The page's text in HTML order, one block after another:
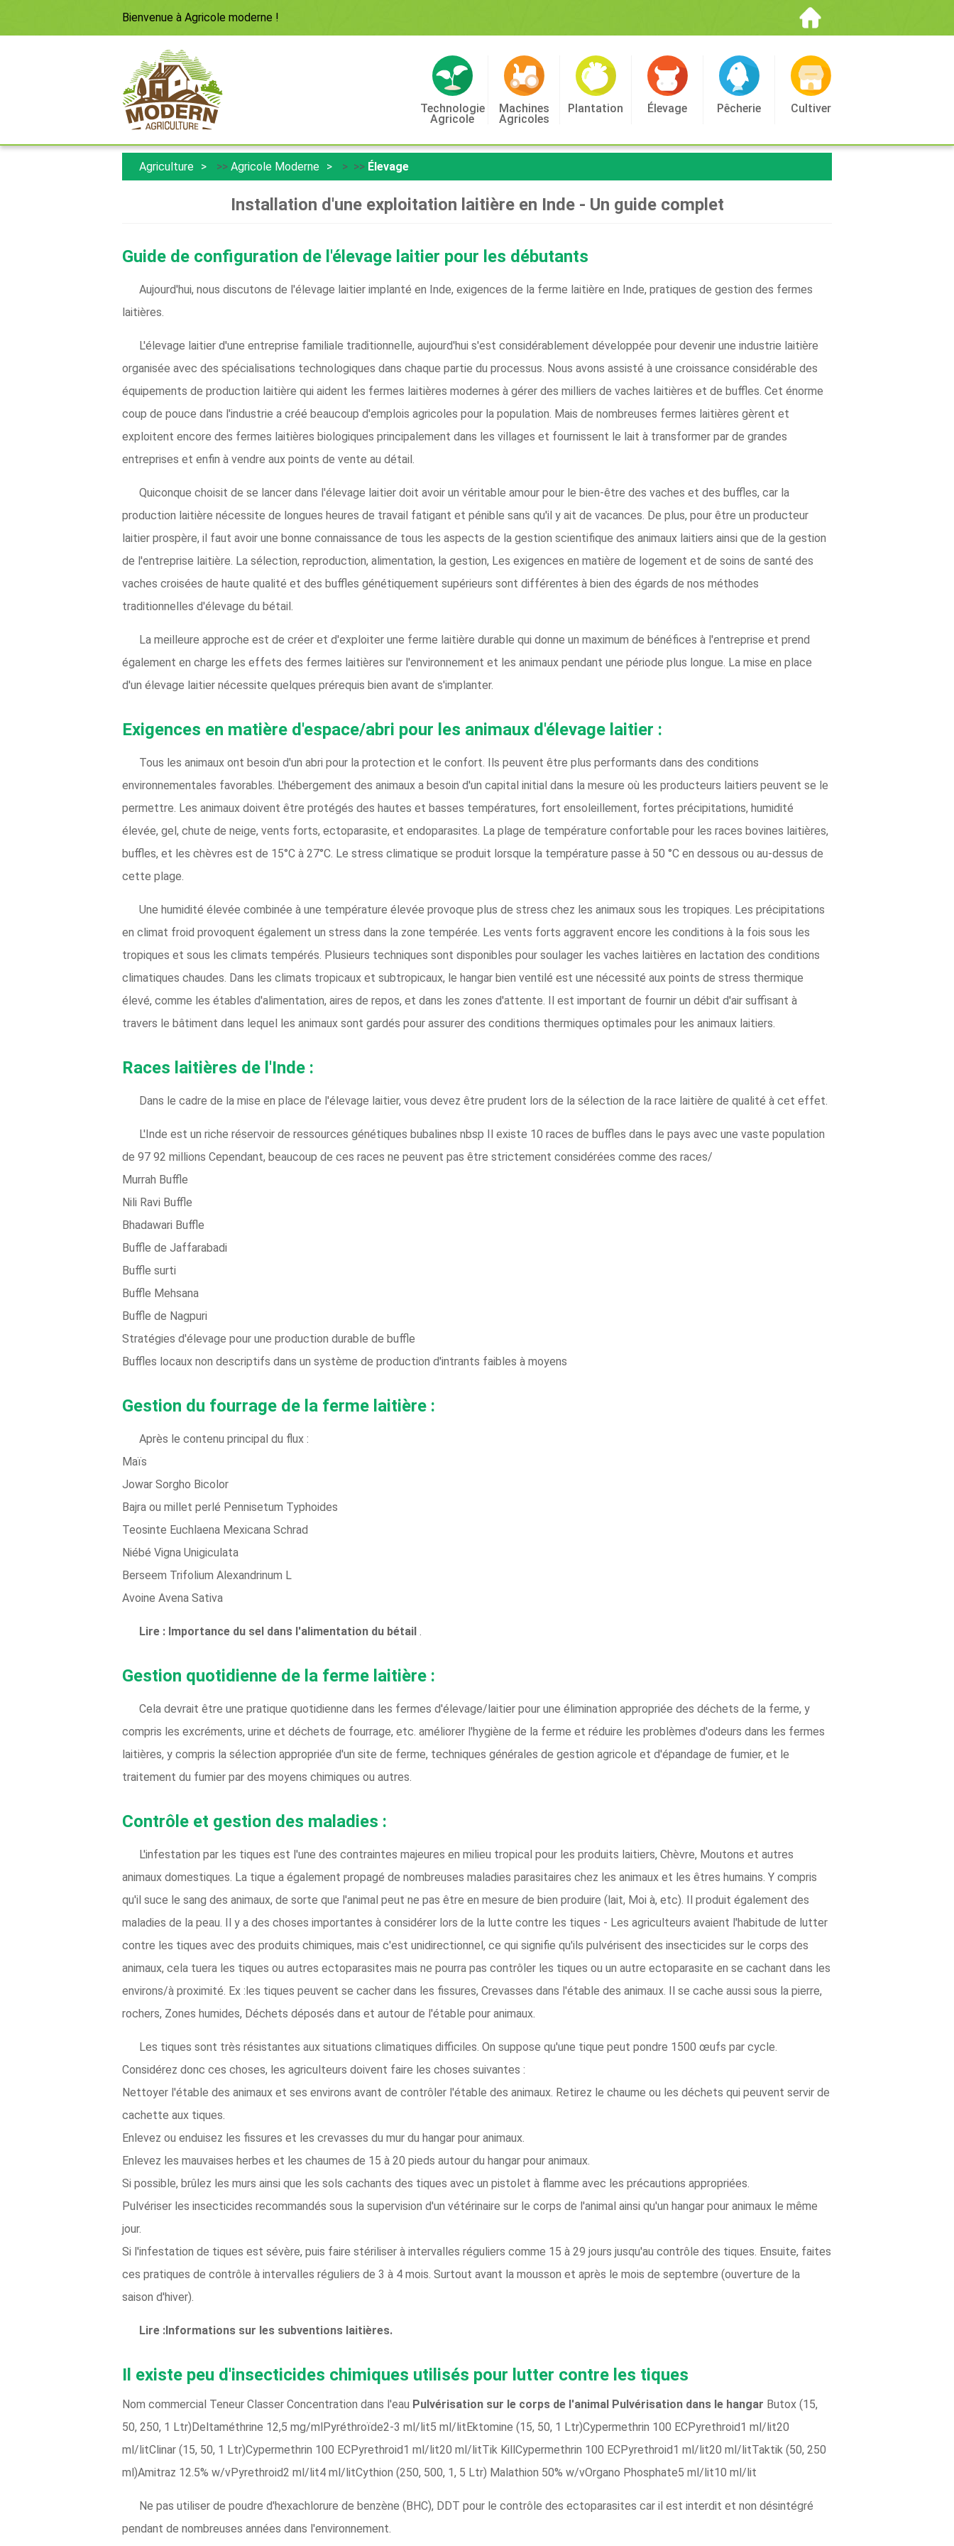
Bienvenue à Agricole moderne !
Technologie
Agricole
Machines
Agricoles
Plantation Élevage Pêcherie Cultiver
Agriculture >> Agricole Moderne > >> Élevage
Installation d'une exploitation laitière en Inde - Un guide complet
Guide de configuration de l'élevage laitier pour les débutants
Aujourd'hui, nous discutons de l'élevage laitier implanté en Inde, exigences de la ferme laitière en Inde, pratiques de gestion des fermes
laitières.
L'élevage laitier d'une entreprise familiale traditionnelle, aujourd'hui s'est considérablement développée pour devenir une industrie laitière
organisée avec des spécialisations technologiques dans chaque partie du processus. Nous avons assisté à une croissance considérable des
équipements de production laitière qui aident les fermes laitières modernes à gérer des milliers de vaches laitières et de buffles. Cet énorme
coup de pouce dans l'industrie a créé beaucoup d'emplois agricoles pour la population. Mais de nombreuses fermes laitières gèrent et
exploitent encore des fermes laitières biologiques principalement dans les villages et fournissent le lait à transformer par de grandes
entreprises et enfin à vendre aux points de vente au détail.
Quiconque choisit de se lancer dans l'élevage laitier doit avoir un véritable amour pour le bien-être des vaches et des buffles, car la
production laitière nécessite de longues heures de travail fatigant et pénible sans qu'il y ait de vacances. De plus, pour être un producteur
laitier prospère, il faut avoir une bonne connaissance de tous les aspects de la gestion scientifique des animaux laitiers ainsi que de la gestion
de l'entreprise laitière. La sélection, reproduction, alimentation, la gestion, Les exigences en matière de logement et de soins de santé des
vaches croisées de haute qualité et des buffles génétiquement supérieurs sont différentes à bien des égards de nos méthodes
traditionnelles d'élevage du bétail.
La meilleure approche est de créer et d'exploiter une ferme laitière durable qui donne un maximum de bénéfices à l'entreprise et prend
également en charge les effets des fermes laitières sur l'environnement et les animaux pendant une période plus longue. La mise en place
d'un élevage laitier nécessite quelques prérequis bien avant de s'implanter.
Exigences en matière d'espace/abri pour les animaux d'élevage laitier :
Tous les animaux ont besoin d'un abri pour la protection et le confort. Ils peuvent être plus performants dans des conditions
environnementales favorables. L'hébergement des animaux a besoin d'un capital initial dans la mesure où les producteurs laitiers peuvent se le
permettre. Les animaux doivent être protégés des hautes et basses températures, fort ensoleillement, fortes précipitations, humidité
élevée, gel, chute de neige, vents forts, ectoparasite, et endoparasites. La plage de température confortable pour les races bovines laitières,
buffles, et les chèvres est de 15°C à 27°C. Le stress climatique se produit lorsque la température passe à 50 °C en dessous ou au-dessus de
cette plage.
Une humidité élevée combinée à une température élevée provoque plus de stress chez les animaux sous les tropiques. Les précipitations
en climat froid provoquent également un stress dans la zone tempérée. Les vents forts aggravent encore les conditions à la fois sous les
tropiques et sous les climats tempérés. Plusieurs techniques sont disponibles pour soulager les vaches laitières en lactation des conditions
climatiques chaudes. Dans les climats tropicaux et subtropicaux, le hangar bien ventilé est une nécessité aux points de stress thermique
élevé, comme les étables d'alimentation, aires de repos, et dans les zones d'attente. Il est important de fournir un débit d'air suffisant à
travers le bâtiment dans lequel les animaux sont gardés pour assurer des conditions thermiques optimales pour les animaux laitiers.
Races laitières de l'Inde :
Dans le cadre de la mise en place de l'élevage laitier, vous devez être prudent lors de la sélection de la race laitière de qualité à cet effet.
L'Inde est un riche réservoir de ressources génétiques bubalines nbsp Il existe 10 races de buffles dans le pays avec une vaste population
de 97 92 millions Cependant, beaucoup de ces races ne peuvent pas être strictement considérées comme des races/
Murrah Buffle
Nili Ravi Buffle
Bhadawari Buffle
Buffle de Jaffarabadi
Buffle surti
Buffle Mehsana
Buffle de Nagpuri
Stratégies d'élevage pour une production durable de buffle
Buffles locaux non descriptifs dans un système de production d'intrants faibles à moyens
Gestion du fourrage de la ferme laitière :
Après le contenu principal du flux :
Maïs
Jowar Sorgho Bicolor
Bajra ou millet perlé Pennisetum Typhoides
Teosinte Euchlaena Mexicana Schrad
Niébé Vigna Unigiculata
Berseem Trifolium Alexandrinum L
Avoine Avena Sativa
Lire : Importance du sel dans l'alimentation du bétail .
Gestion quotidienne de la ferme laitière :
Cela devrait être une pratique quotidienne dans les fermes d'élevage/laitier pour une élimination appropriée des déchets de la ferme, y
compris les excréments, urine et déchets de fourrage, etc. améliorer l'hygiène de la ferme et réduire les problèmes d'odeurs dans les fermes
laitières, y compris la sélection appropriée d'un site de ferme, techniques générales de gestion agricole et d'épandage de fumier, et le
traitement du fumier par des moyens chimiques ou autres.
Contrôle et gestion des maladies :
L'infestation par les tiques est l'une des contraintes majeures en milieu tropical pour les produits laitiers, Chèvre, Moutons et autres
animaux domestiques. La tique a également propagé de nombreuses maladies parasitaires chez les animaux et les êtres humains. Y compris
qu'il suce le sang des animaux, de sorte que l'animal peut ne pas être en mesure de bien produire (lait, Moi à, etc). Il produit également des
maladies de la peau. Il y a des choses importantes à considérer lors de la lutte contre les tiques - Les agriculteurs avaient l'habitude de lutter
contre les tiques avec des produits chimiques, mais c'est unidirectionnel, ce qui signifie qu'ils pulvérisent des insecticides sur le corps des
animaux, cela tuera les tiques ou autres ectoparasites mais ne pourra pas contrôler les tiques ou un autre ectoparasite en se cachant dans les
environs/à proximité. Ex :les tiques peuvent se cacher dans les fissures, Crevasses dans l'étable des animaux. Il se cache aussi sous la pierre,
rochers, Zones humides, Déchets déposés dans et autour de l'étable pour animaux.
Les tiques sont très résistantes aux situations climatiques difficiles. On suppose qu'une tique peut pondre 1500 œufs par cycle.
Considérez donc ces choses, les agriculteurs doivent faire les choses suivantes :
Nettoyer l'étable des animaux et ses environs avant de contrôler l'étable des animaux. Retirez le chaume ou les déchets qui peuvent servir de
cachette aux tiques.
Enlevez ou enduisez les fissures et les crevasses du mur du hangar pour animaux.
Enlevez les mauvaises herbes et les chaumes de 15 à 20 pieds autour du hangar pour animaux.
Si possible, brûlez les murs ainsi que les sols cachants des tiques avec un pistolet à flamme avec les précautions appropriées.
Pulvériser les insecticides recommandés sous la supervision d'un vétérinaire sur le corps de l'animal ainsi qu'un hangar pour animaux le même
jour.
Si l'infestation de tiques est sévère, puis faire stériliser à intervalles réguliers comme 15 à 29 jours jusqu'au contrôle des tiques. Ensuite, faites
ces pratiques de contrôle à intervalles réguliers de 3 à 4 mois. Surtout avant la mousson et après le mois de septembre (ouverture de la
saison d'hiver).
Lire :Informations sur les subventions laitières.
Il existe peu d'insecticides chimiques utilisés pour lutter contre les tiques
Nom commercial Teneur Classer Concentration dans l'eau Pulvérisation sur le corps de l'animal Pulvérisation dans le hangar Butox (15,
50, 250, 1 Ltr)Deltaméthrine 12,5 mg/mlPyréthroïde2-3 ml/lit5 ml/litEktomine (15, 50, 1 Ltr)Cypermethrin 100 ECPyrethroid1 ml/lit20
ml/litClinar (15, 50, 1 Ltr)Cypermethrin 100 ECPyrethroid1 ml/lit20 ml/litTik KillCypermethrin 100 ECPyrethroid1 ml/lit20 ml/litTaktik (50, 250
ml)Amitraz 12.5% ​​w/vPyrethroid2 ml/lit4 ml/litCythion (250, 500, 1, 5 Ltr) Malathion 50% w/vOrgano Phosphate5 ml/lit10 ml/lit
Ne pas utiliser de poudre d'hexachlorure de benzène (BHC), DDT pour le contrôle des ectoparasites car il est interdit et non désintégré
pendant de nombreuses années dans l'environnement.